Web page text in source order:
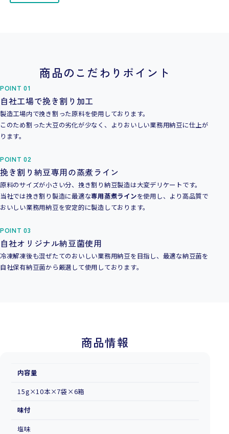
商品のこだわりポイント
POINT 01
自社工場で挽き割り加工
製造工場内で挽き割った原料を使用しております。
このため割った大豆の劣化が少なく、よりおいしい業務用納豆に仕上が
ります。
POINT 02
挽き割り納豆専用の蒸煮ライン
原料のサイズが小さい分、挽き割り納豆製造は大変デリケートです。
当社では挽き割り製造に最適な専用蒸煮ラインを使用し、より高品質で
おいしい業務用納豆を安定的に製造しております。
POINT 03
自社オリジナル納豆菌使用
冷凍解凍後も混ぜたてのおいしい業務用納豆を目指し、最適な納豆菌を
自社保有納豆菌から厳選して使用しております。
商品情報
内容量
15g×10本×7袋×6箱
味付
塩味